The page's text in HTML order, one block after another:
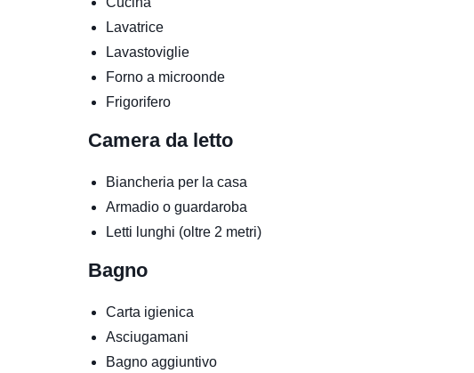
Lavatrice
Lavastoviglie
Forno a microonde
Frigorifero
Camera da letto
Biancheria per la casa
Armadio o guardaroba
Letti lunghi (oltre 2 metri)
Bagno
Carta igienica
Asciugamani
Bagno aggiuntivo